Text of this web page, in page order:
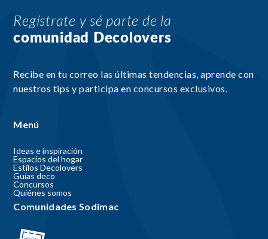
Regístrate y sé parte de la
comunidad Decolovers
Recibe en tu correo las últimas tendencias, aprende con
nuestros tips y participa en concursos exclusivos.
Menú
Ideas e inspiración
Espacios del hogar
Estilos Decolovers
Guías deco
Concursos
Quiénes somos
Comunidades Sodimac